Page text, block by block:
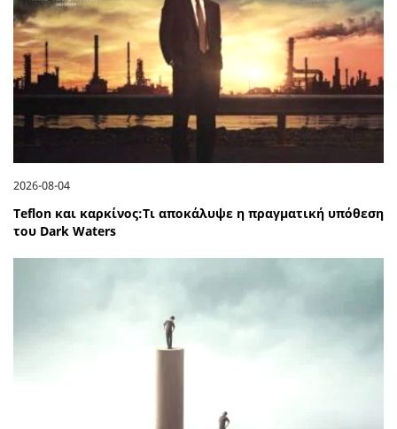
2026-08-04
Teflon και καρκίνος:Τι αποκάλυψε η πραγματική υπόθεση
του Dark Waters